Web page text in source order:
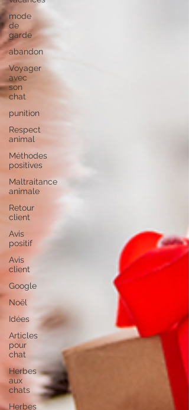
mode
de
garde
abandon
Voyager
avec
son
chat
punition
Respect
animal
Méthodes
positives
Maltraitance
animale
Retour
client
Avis
positif
Avis
client
Google
Noël
Idées
Articles
pour
chat
Herbes
aux
chats
Herbes